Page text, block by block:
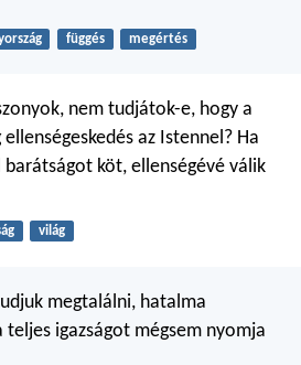
függés megértés
nem tudjátok-e, hogy a
az Istennel? Ha
köt, ellenségévé válik
világ
megtalálni, hatalma
teljes igazságot mégsem nyomja